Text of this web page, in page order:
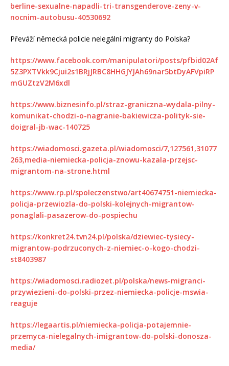
berline-sexualne-napadli-tri-transgenderove-zeny-v-
nocnim-autobusu-40530692
Převáží německá policie nelegální migranty do Polska?
https://www.facebook.com/manipulatori/posts/pfbid02Af
5Z3PXTVkk9Cjui2s1BRjJRBC8HHGJYJAh69nar5btDyAFVpiRP
mGUZtzV2M6xdl
https://www.biznesinfo.pl/straz-graniczna-wydala-pilny-
komunikat-chodzi-o-nagranie-bakiewicza-polityk-sie-
doigral-jb-wac-140725
https://wiadomosci.gazeta.pl/wiadomosci/7,127561,31077
263,media-niemiecka-policja-znowu-kazala-przejsc-
migrantom-na-strone.html
https://www.rp.pl/spoleczenstwo/art40674751-niemiecka-
policja-przewiozla-do-polski-kolejnych-migrantow-
ponaglali-pasazerow-do-pospiechu
https://konkret24.tvn24.pl/polska/dziewiec-tysiecy-
migrantow-podrzuconych-z-niemiec-o-kogo-chodzi-
st8403987
https://wiadomosci.radiozet.pl/polska/news-migranci-
przywiezieni-do-polski-przez-niemiecka-policje-mswia-
reaguje
https://legaartis.pl/niemiecka-policja-potajemnie-
przemyca-nielegalnych-imigrantow-do-polski-donosza-
media/